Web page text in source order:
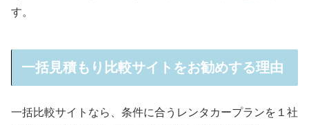
す。
一括見積もり比較サイトをお勧めする理由
一括比較サイトなら、条件に合うレンタカープランを１社